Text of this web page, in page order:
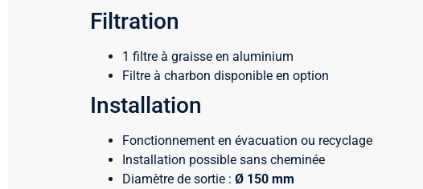
Filtration
1 filtre à graisse en aluminium
Filtre à charbon disponible en option
Installation
Fonctionnement en évacuation ou recyclage
Installation possible sans cheminée
Diamètre de sortie : Ø 150 mm